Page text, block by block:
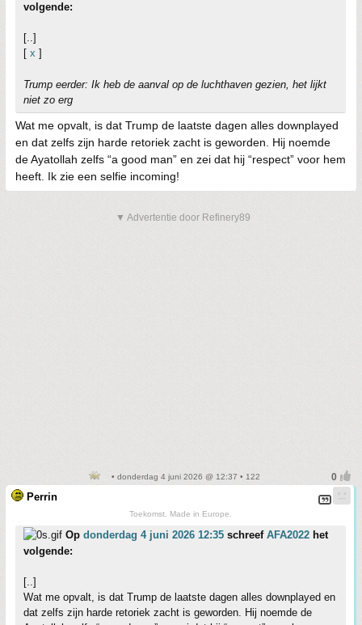
volgende:
[..]
[ x ]
Trump eerder: Ik heb de aanval op de luchthaven gezien, het lijkt
niet zo erg
Wat me opvalt, is dat Trump de laatste dagen alles downplayed
en dat zelfs zijn harde retoriek zacht is geworden. Hij noemde
de Ayatollah zelfs “a good man” en zei dat hij “respect” voor hem
heeft. Ik zie een selfie incoming!
▼ Advertentie door Refinery89
• donderdag 4 juni 2026 @ 12:37 • 122
Perrin
Toekomst. Made in Europe.
Op donderdag 4 juni 2026 12:35 schreef AFA2022 het
volgende:
[..]
Wat me opvalt, is dat Trump de laatste dagen alles downplayed en
dat zelfs zijn harde retoriek zacht is geworden. Hij noemde de